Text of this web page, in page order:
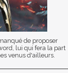
de proposer
lui qui fera la part
venus d'ailleurs.